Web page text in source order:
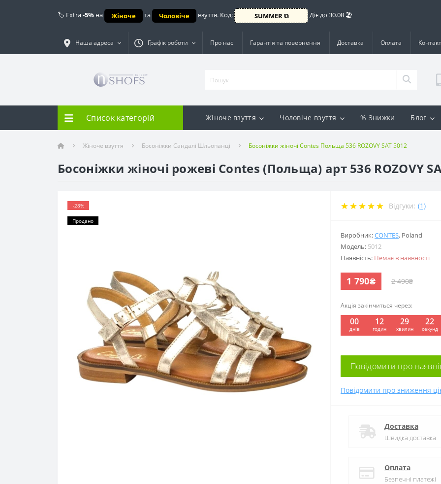
🏷️ Extra-5% на Жіноче та Чоловіче взуття. Код: SUMMER ⧉ Діє до 30.08 🏖️
Наша адреса Графік роботи Про нас Гарантія та повернення Доставка Оплата
Список категорій Жіноче взуття Чоловіче взуття % Знижки Блог
Жіноче взуття Босоніжки Сандалі Шльопанці Босоніжки жіночі Contes Польща 536 ROZOVY SAT 5012
Босоніжки жіночі рожеві Contes (Польща) арт 536 ROZOVY
-28%
Продано
Відгуки: (1)
Виробник:CONTES, Poland
Модель: 5012
Наявність: Немає в наявності
1 790₴ 2 490₴
Акція закінчиться через:
00
днів
12
годин
29
хвилин
22
секунд
Повідомити про
Повідомити про зниження
Доставка
Швидка доставка
Оплата
Безпечні платежі